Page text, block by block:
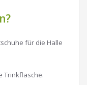
für die Halle
Trinkflasche.